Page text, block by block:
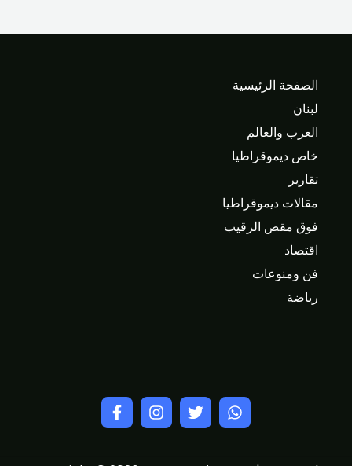
الصفحة الرئيسية
لبنان
العرب والعالم
خاص ديموقراطيا
تقارير
مقالات ديموقراطيا
فوق مقص الرقيب
اقتصاد
فن ومنوعات
رياضة